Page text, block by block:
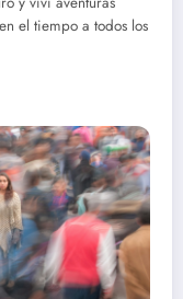
el tiempo a todos los